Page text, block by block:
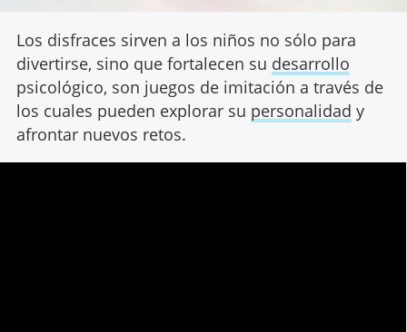
Los disfraces sirven a los niños no sólo para
divertirse, sino que fortalecen su desarrollo
psicológico, son juegos de imitación a través de
los cuales pueden explorar su personalidad y
afrontar nuevos retos.